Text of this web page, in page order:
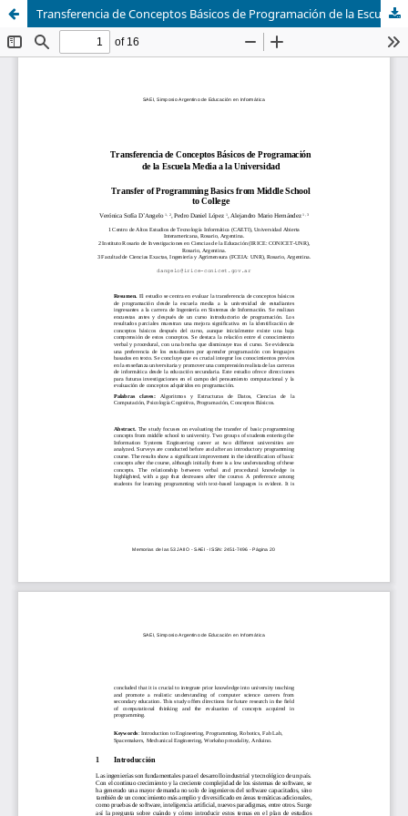
Transferencia de Conceptos Básicos de Programación de la Escuela Media a la Universidad